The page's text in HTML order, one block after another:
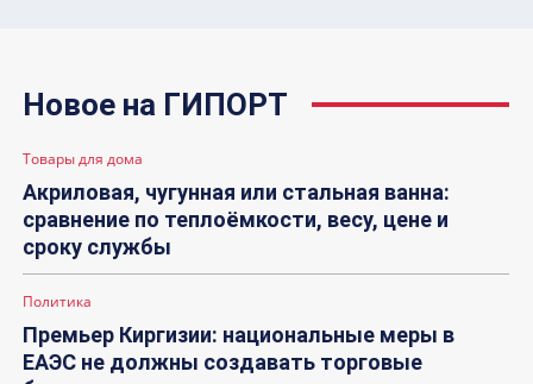
Новое на ГИПОРТ
Товары для дома
Акриловая, чугунная или стальная ванна:
сравнение по теплоёмкости, весу, цене и
сроку службы
Политика
Премьер Киргизии: национальные меры в
ЕАЭС не должны создавать торговые